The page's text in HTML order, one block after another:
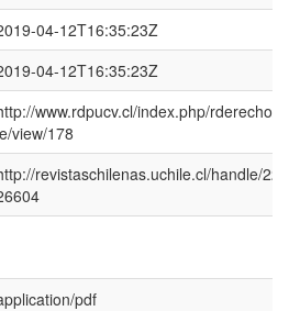
04-12T16:35:23Z
04-12T16:35:23Z
www.rdpucv.cl/index.php/rderecho/
view/178
revistaschilenas.uchile.cl/handle/
pdf